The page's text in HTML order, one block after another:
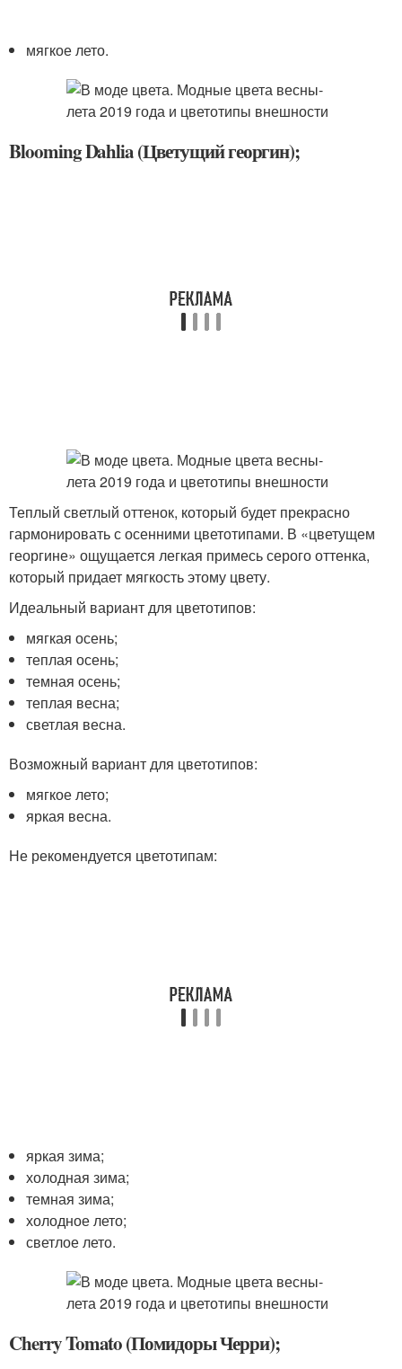
мягкое лето.
Blooming Dahlia (Цветущий георгин);
Теплый светлый оттенок, который будет прекрасно
гармонировать с осенними цветотипами. В «цветущем
георгине» ощущается легкая примесь серого оттенка,
который придает мягкость этому цвету.
Идеальный вариант для цветотипов:
мягкая осень;
теплая осень;
темная осень;
теплая весна;
светлая весна.
Возможный вариант для цветотипов:
мягкое лето;
яркая весна.
Не рекомендуется цветотипам:
яркая зима;
холодная зима;
темная зима;
холодное лето;
светлое лето.
Cherry Tomato (Помидоры Черри);